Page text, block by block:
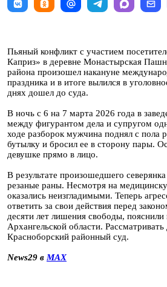
Пьяный конфликт с участием
Каприз» в деревне Монастырская
района произошел накануне
праздника и в итоге вылился в
днях дошел до суда.
В ночь с 6 на 7 марта 2026 года в
между фигурантом дела и супругом
ходе разборок мужчина поднял с пола
бутылку и бросил ее в сторону пары.
девушке прямо в лицо.
В результате произошедшего
резаные раны. Несмотря на
оказались неизгладимыми. Теперь
ответить за свои действия перед
десяти лет лишения свободы, пояснили
Архангельской области. Рассматривать
Красноборский районный суд.
News29 в MAX